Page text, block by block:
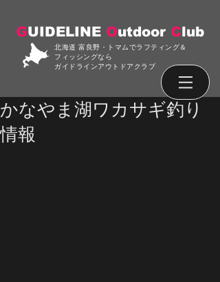
GUIDELINE Outdoor Club
北海道 富良野・トマムでラフティング＆
フィッシングなら
ガイドラインアウトドアクラブ
かなやま湖ワカサギ釣り
情報